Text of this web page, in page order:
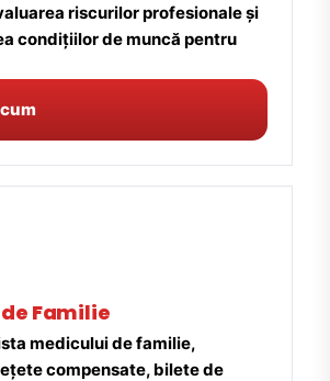
riscurilor profesionale și
condițiilor de muncă pentru
Familie
medicului de familie,
compensate, bilete de